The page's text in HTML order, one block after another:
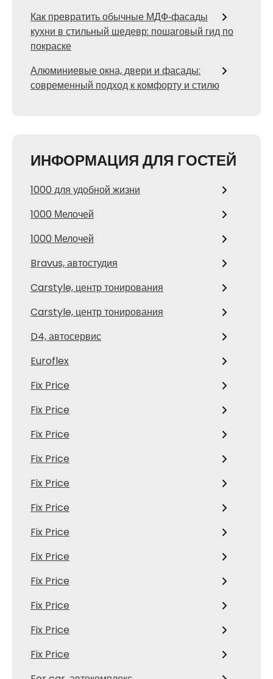
Как превратить обычные МДФ‑фасады
кухни в стильный шедевр: пошаговый гид по
покраске
Алюминиевые окна, двери и фасады:
современный подход к комфорту и стилю
ИНФОРМАЦИЯ ДЛЯ ГОСТЕЙ
1000 для удобной жизни
1000 Мелочей
1000 Мелочей
Bravus, автостудия
Carstyle, центр тонирования
Carstyle, центр тонирования
D4, автосервис
Euroflex
Fix Price
Fix Price
Fix Price
Fix Price
Fix Price
Fix Price
Fix Price
Fix Price
Fix Price
Fix Price
Fix Price
Fix Price